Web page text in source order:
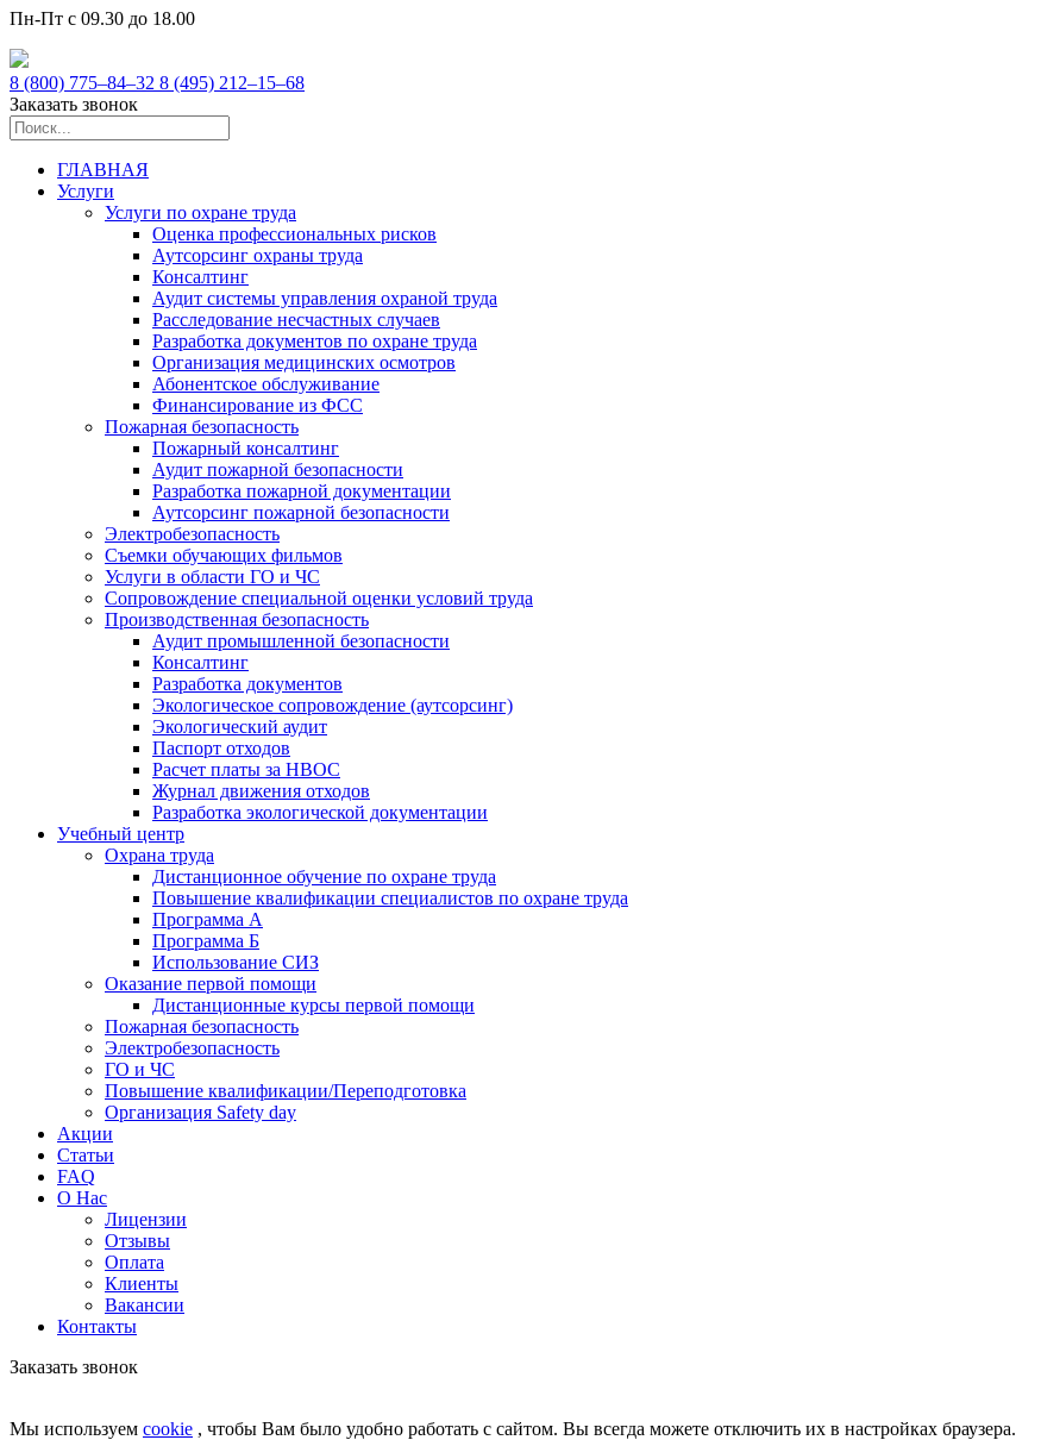
Пн-Пт с 09.30 до 18.00
8 (800) 775–84–32 8 (495) 212–15–68
Заказать звонок
ГЛАВНАЯ
Услуги
Услуги по охране труда
Оценка профессиональных рисков
Аутсорсинг охраны труда
Консалтинг
Аудит системы управления охраной труда
Расследование несчастных случаев
Разработка документов по охране труда
Организация медицинских осмотров
Абонентское обслуживание
Финансирование из ФСС
Пожарная безопасность
Пожарный консалтинг
Аудит пожарной безопасности
Разработка пожарной документации
Аутсорсинг пожарной безопасности
Электробезопасность
Съемки обучающих фильмов
Услуги в области ГО и ЧС
Сопровождение специальной оценки условий труда
Производственная безопасность
Аудит промышленной безопасности
Консалтинг
Разработка документов
Экологическое сопровождение (аутсорсинг)
Экологический аудит
Паспорт отходов
Расчет платы за НВОС
Журнал движения отходов
Разработка экологической документации
Учебный центр
Охрана труда
Дистанционное обучение по охране труда
Повышение квалификации специалистов по охране труда
Программа А
Программа Б
Использование СИЗ
Оказание первой помощи
Дистанционные курсы первой помощи
Пожарная безопасность
Электробезопасность
ГО и ЧС
Повышение квалификации/Переподготовка
Организация Safety day
Акции
Статьи
FAQ
О Нас
Лицензии
Отзывы
Оплата
Клиенты
Вакансии
Контакты
Заказать звонок
Мы используем cookie , чтобы Вам было удобно работать с сайтом. Вы всегда можете отключить их в настройках браузера.